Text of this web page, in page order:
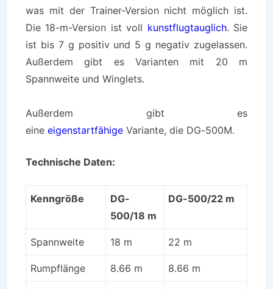
was mit der Trainer-Version nicht möglich ist.
Die 18-m-Version ist voll kunstflugtauglich. Sie
ist bis 7 g positiv und 5 g negativ zugelassen.
Außerdem gibt es Varianten mit 20 m
Spannweite und Winglets.
Außerdem gibt es
eine eigenstartfähige Variante, die DG-500M.
Technische Daten:
Kenngröße
DG-
500/18 m
DG-500/22 m
Spannweite 18 m 22 m
Rumpflänge 8.66 m 8.66 m